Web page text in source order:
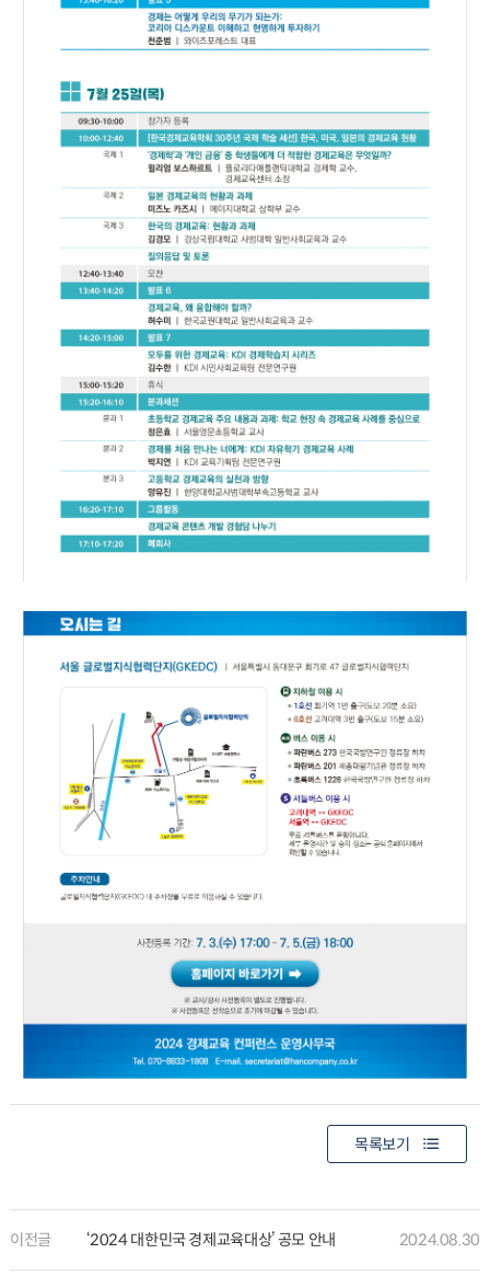
목록보기
이전글 ‘2024 대한민국 경제교육대상’ 공모 안내 2024.08.30